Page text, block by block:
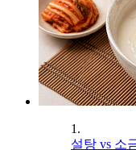
1.
설탕 vs 소